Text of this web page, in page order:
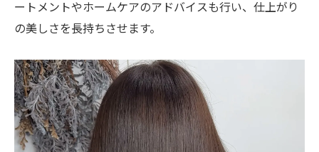
ートメントやホームケアのアドバイスも行い、仕上がり
の美しさを長持ちさせます。